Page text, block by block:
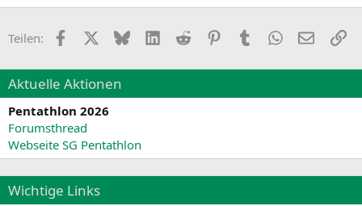
Teilen: Facebook BlueskyLinkedIn
Reddit PinterestTumblr WhatsApp
E-Mail
Aktuelle Aktionen
Pentathlon 2026
Forumsthread
Webseite SG Pentathlon
Wichtige Links